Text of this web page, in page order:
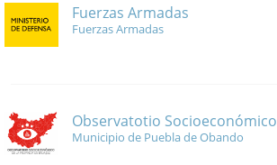
Fuerzas Armadas
Fuerzas Armadas
Observatotio Socioeconómico
Municipio de Puebla de Obando